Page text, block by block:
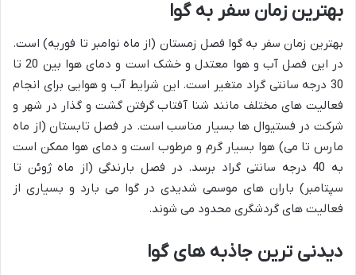
بهترین زمان سفر به گوا
بهترین زمان سفر به گوا فصل زمستان (از ماه نوامبر تا فوریه) است.
در این فصل آب و هوا معتدل و خشک است و دمای هوا بین 20 تا
30 درجه سانتی گراد متغیر است. این شرایط آب و هوایی برای انجام
فعالیت های مختلف مانند شنا آفتاب گرفتن گشت و گذار در شهر و
شرکت در فستیوال ها بسیار مناسب است. در فصل تابستان (از ماه
مارس تا می) هوا بسیار گرم و مرطوب است و دمای هوا ممکن است
به 40 درجه سانتی گراد برسد. در فصل بارندگی (از ماه ژوئن تا
سپتامبر) باران های موسمی شدیدی در گوا می بارد و بسیاری از
فعالیت های گردشگری محدود می شوند.
دیدنی ترین جاذبه های گوا